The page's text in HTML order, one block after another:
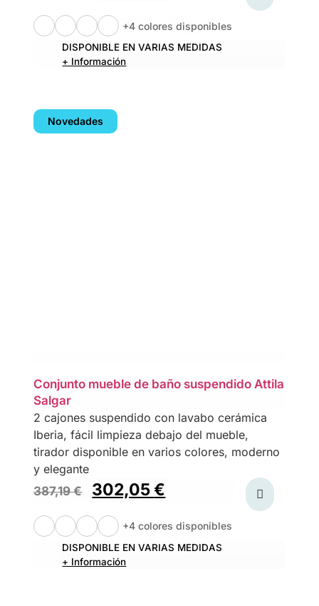
+4 colores disponibles
DISPONIBLE EN VARIAS MEDIDAS
+ Información
Novedades
Conjunto mueble de baño suspendido Attila
Salgar
2 cajones suspendido con lavabo cerámica
Iberia, fácil limpieza debajo del mueble,
tirador disponible en varios colores, moderno
y elegante
387,19€ 302,05€
+4 colores disponibles
DISPONIBLE EN VARIAS MEDIDAS
+ Información